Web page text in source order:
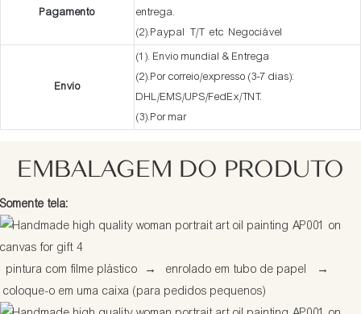
Pagamento
entrega.
(2).Paypal T/T etc Negociável
Envio
(1). Envio mundial & Entrega
(2).Por correio/expresso (3-7 dias):
DHL/EMS/UPS/FedEx/TNT.
(3).Por mar
EMBALAGEM DO PRODUTO
Somente tela:
pintura com filme plástico → enrolado em tubo de papel
→
coloque-o em uma caixa (para pedidos pequenos)